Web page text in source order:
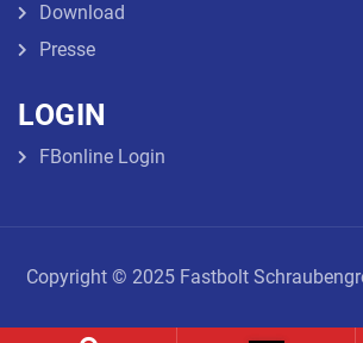
Download
Presse
LOGIN
FBonline Login
Copyright © 2025 Fastbolt